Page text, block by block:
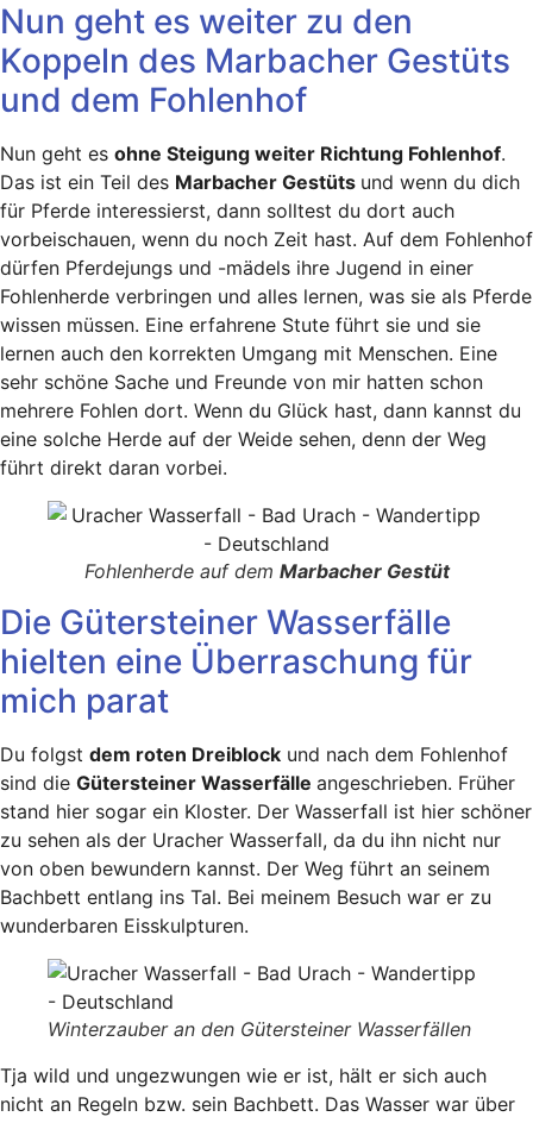
Nun geht es weiter zu den
Koppeln des Marbacher Gestüts
und dem Fohlenhof
Nun geht es ohne Steigung weiter Richtung Fohlenhof.
Das ist ein Teil des Marbacher Gestüts und wenn du dich
für Pferde interessierst, dann solltest du dort auch
vorbeischauen, wenn du noch Zeit hast. Auf dem Fohlenhof
dürfen Pferdejungs und -mädels ihre Jugend in einer
Fohlenherde verbringen und alles lernen, was sie als Pferde
wissen müssen. Eine erfahrene Stute führt sie und sie
lernen auch den korrekten Umgang mit Menschen. Eine
sehr schöne Sache und Freunde von mir hatten schon
mehrere Fohlen dort. Wenn du Glück hast, dann kannst du
eine solche Herde auf der Weide sehen, denn der Weg
führt direkt daran vorbei.
Fohlenherde auf dem Marbacher Gestüt
Die Gütersteiner Wasserfälle
hielten eine Überraschung für
mich parat
Du folgst dem roten Dreiblock und nach dem Fohlenhof
sind die Gütersteiner Wasserfälle angeschrieben. Früher
stand hier sogar ein Kloster. Der Wasserfall ist hier schöner
zu sehen als der Uracher Wasserfall, da du ihn nicht nur
von oben bewundern kannst. Der Weg führt an seinem
Bachbett entlang ins Tal. Bei meinem Besuch war er zu
wunderbaren Eisskulpturen.
Winterzauber an den Gütersteiner Wasserfällen
Tja wild und ungezwungen wie er ist, hält er sich auch
nicht an Regeln bzw. sein Bachbett. Das Wasser war über